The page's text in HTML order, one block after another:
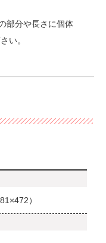
部分や長さに個体
い。
）